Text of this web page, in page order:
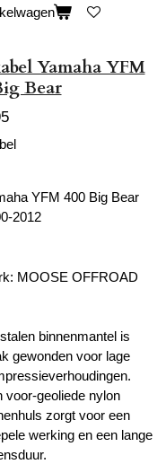
Yamaha YFM
Bear
YFM 400 Big Bear
2012
MOOSE OFFROAD
binnenmantel is
gewonden voor lage
voor-geoliede nylon
zorgt voor een
werking en een lange